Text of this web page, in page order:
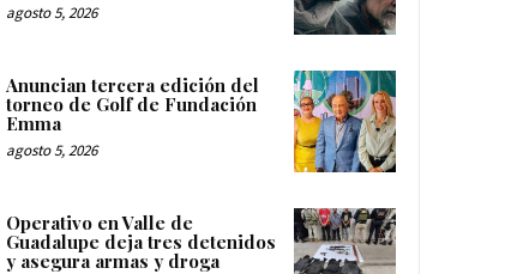
agosto 5, 2026
Anuncian tercera edición del
torneo de Golf de Fundación
Emma
agosto 5, 2026
Operativo en Valle de
Guadalupe deja tres detenidos
y asegura armas y droga